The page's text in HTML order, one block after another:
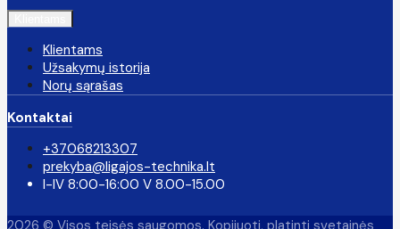
Klientams
Užsakymų istorija
Norų sąrašas
Kontaktai
+37068213307
prekyba@ligajos-technika.lt
I-IV 8:00-16:00 V 8.00-15.00
2026 © Visos teisės saugomos. Kopijuoti, platinti svetainės